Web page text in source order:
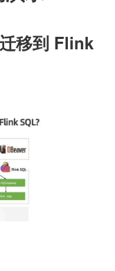
移到 Flink